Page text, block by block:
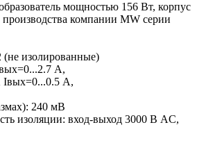
мощностью 156 Вт, корпус
компании MW серии
(не изолированные)
А,
Iвых=0...0.5 А,
240 мВ
изоляции: вход-выход 3000 В AC,